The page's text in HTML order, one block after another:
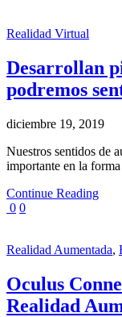
Realidad Virtual
Desarrollan
podremos
diciembre 19, 2019
Nuestros sentidos de
importante en la
Continue Reading
0 0
Realidad Aumentada,
Oculus
Realidad